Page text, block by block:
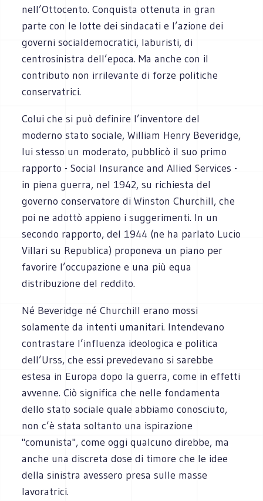
nell’Ottocento. Conquista ottenuta in gran
parte con le lotte dei sindacati e l’azione dei
governi socialdemocratici, laburisti, di
centrosinistra dell’epoca. Ma anche con il
contributo non irrilevante di forze politiche
conservatrici.
Colui che si può definire l’inventore del
moderno stato sociale, William Henry Beveridge,
lui stesso un moderato, pubblicò il suo primo
rapporto - Social Insurance and Allied Services -
in piena guerra, nel 1942, su richiesta del
governo conservatore di Winston Churchill, che
poi ne adottò appieno i suggerimenti. In un
secondo rapporto, del 1944 (ne ha parlato Lucio
Villari su Republica) proponeva un piano per
favorire l’occupazione e una più equa
distribuzione del reddito.
Né Beveridge né Churchill erano mossi
solamente da intenti umanitari. Intendevano
contrastare l’influenza ideologica e politica
dell’Urss, che essi prevedevano si sarebbe
estesa in Europa dopo la guerra, come in effetti
avvenne. Ciò significa che nelle fondamenta
dello stato sociale quale abbiamo conosciuto,
non c’è stata soltanto una ispirazione
"comunista", come oggi qualcuno direbbe, ma
anche una discreta dose di timore che le idee
della sinistra avessero presa sulle masse
lavoratrici.